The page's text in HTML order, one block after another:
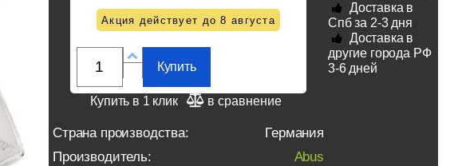
Акция действует до 8 августа
Купить
Купить в 1 клик в сравнение
Страна производства:
Германия
Производитель:
Abus
Доставка в
Спб за 2-3 дня
Доставка в
другие города РФ
3-6 дней